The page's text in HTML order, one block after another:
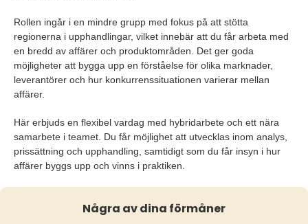
Rollen ingår i en mindre grupp med fokus på att stötta
regionerna i upphandlingar, vilket innebär att du får arbeta med
en bredd av affärer och produktområden. Det ger goda
möjligheter att bygga upp en förståelse för olika marknader,
leverantörer och hur konkurrenssituationen varierar mellan
affärer.
Här erbjuds en flexibel vardag med hybridarbete och ett nära
samarbete i teamet. Du får möjlighet att utvecklas inom analys,
prissättning och upphandling, samtidigt som du får insyn i hur
affärer byggs upp och vinns i praktiken.
Några av dina förmåner